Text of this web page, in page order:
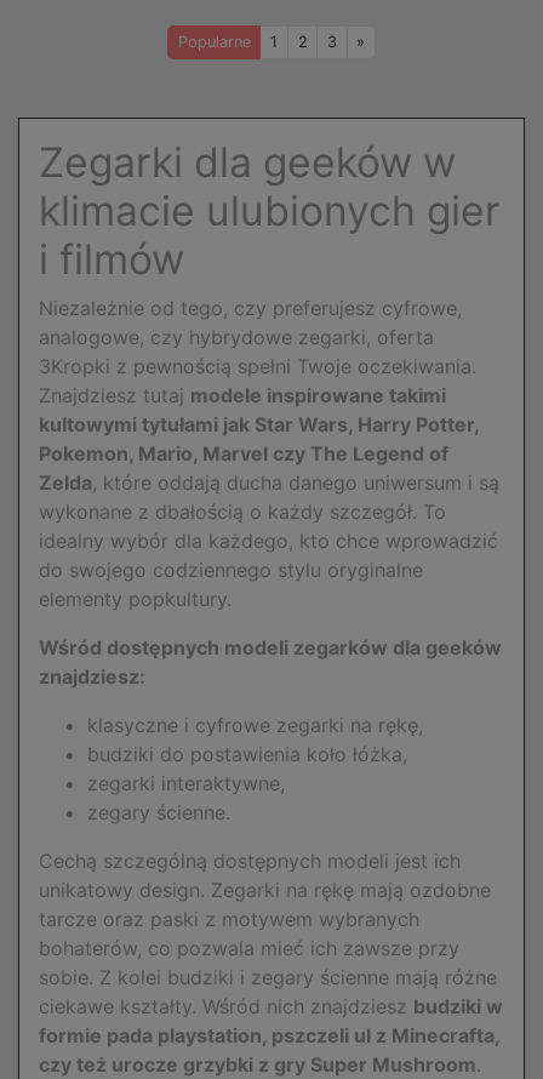
Popularne 1 2 3 »
Zegarki dla geeków w
klimacie ulubionych gier
i filmów
Niezależnie od tego, czy preferujesz cyfrowe,
analogowe, czy hybrydowe zegarki, oferta
3Kropki z pewnością spełni Twoje oczekiwania.
Znajdziesz tutaj modele inspirowane takimi
kultowymi tytułami jak Star Wars, Harry Potter,
Pokemon, Mario, Marvel czy The Legend of
Zelda, które oddają ducha danego uniwersum i są
wykonane z dbałością o każdy szczegół. To
idealny wybór dla każdego, kto chce wprowadzić
do swojego codziennego stylu oryginalne
elementy popkultury.
Wśród dostępnych modeli zegarków dla geeków
znajdziesz:
klasyczne i cyfrowe zegarki na rękę,
budziki do postawienia koło łóżka,
zegarki interaktywne,
zegary ścienne.
Cechą szczególną dostępnych modeli jest ich
unikatowy design. Zegarki na rękę mają ozdobne
tarcze oraz paski z motywem wybranych
bohaterów, co pozwala mieć ich zawsze przy
sobie. Z kolei budziki i zegary ścienne mają różne
ciekawe kształty. Wśród nich znajdziesz budziki w
formie pada playstation, pszczeli ul z Minecrafta,
czy też urocze grzybki z gry Super Mushroom.